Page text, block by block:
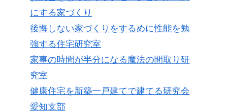
にする家づくり
後悔しない家づくりをするめに性能を勉
強する住宅研究室
家事の時間が半分になる魔法の間取り研
究室
健康住宅を新築一戸建てで建てる研究会
愛知支部